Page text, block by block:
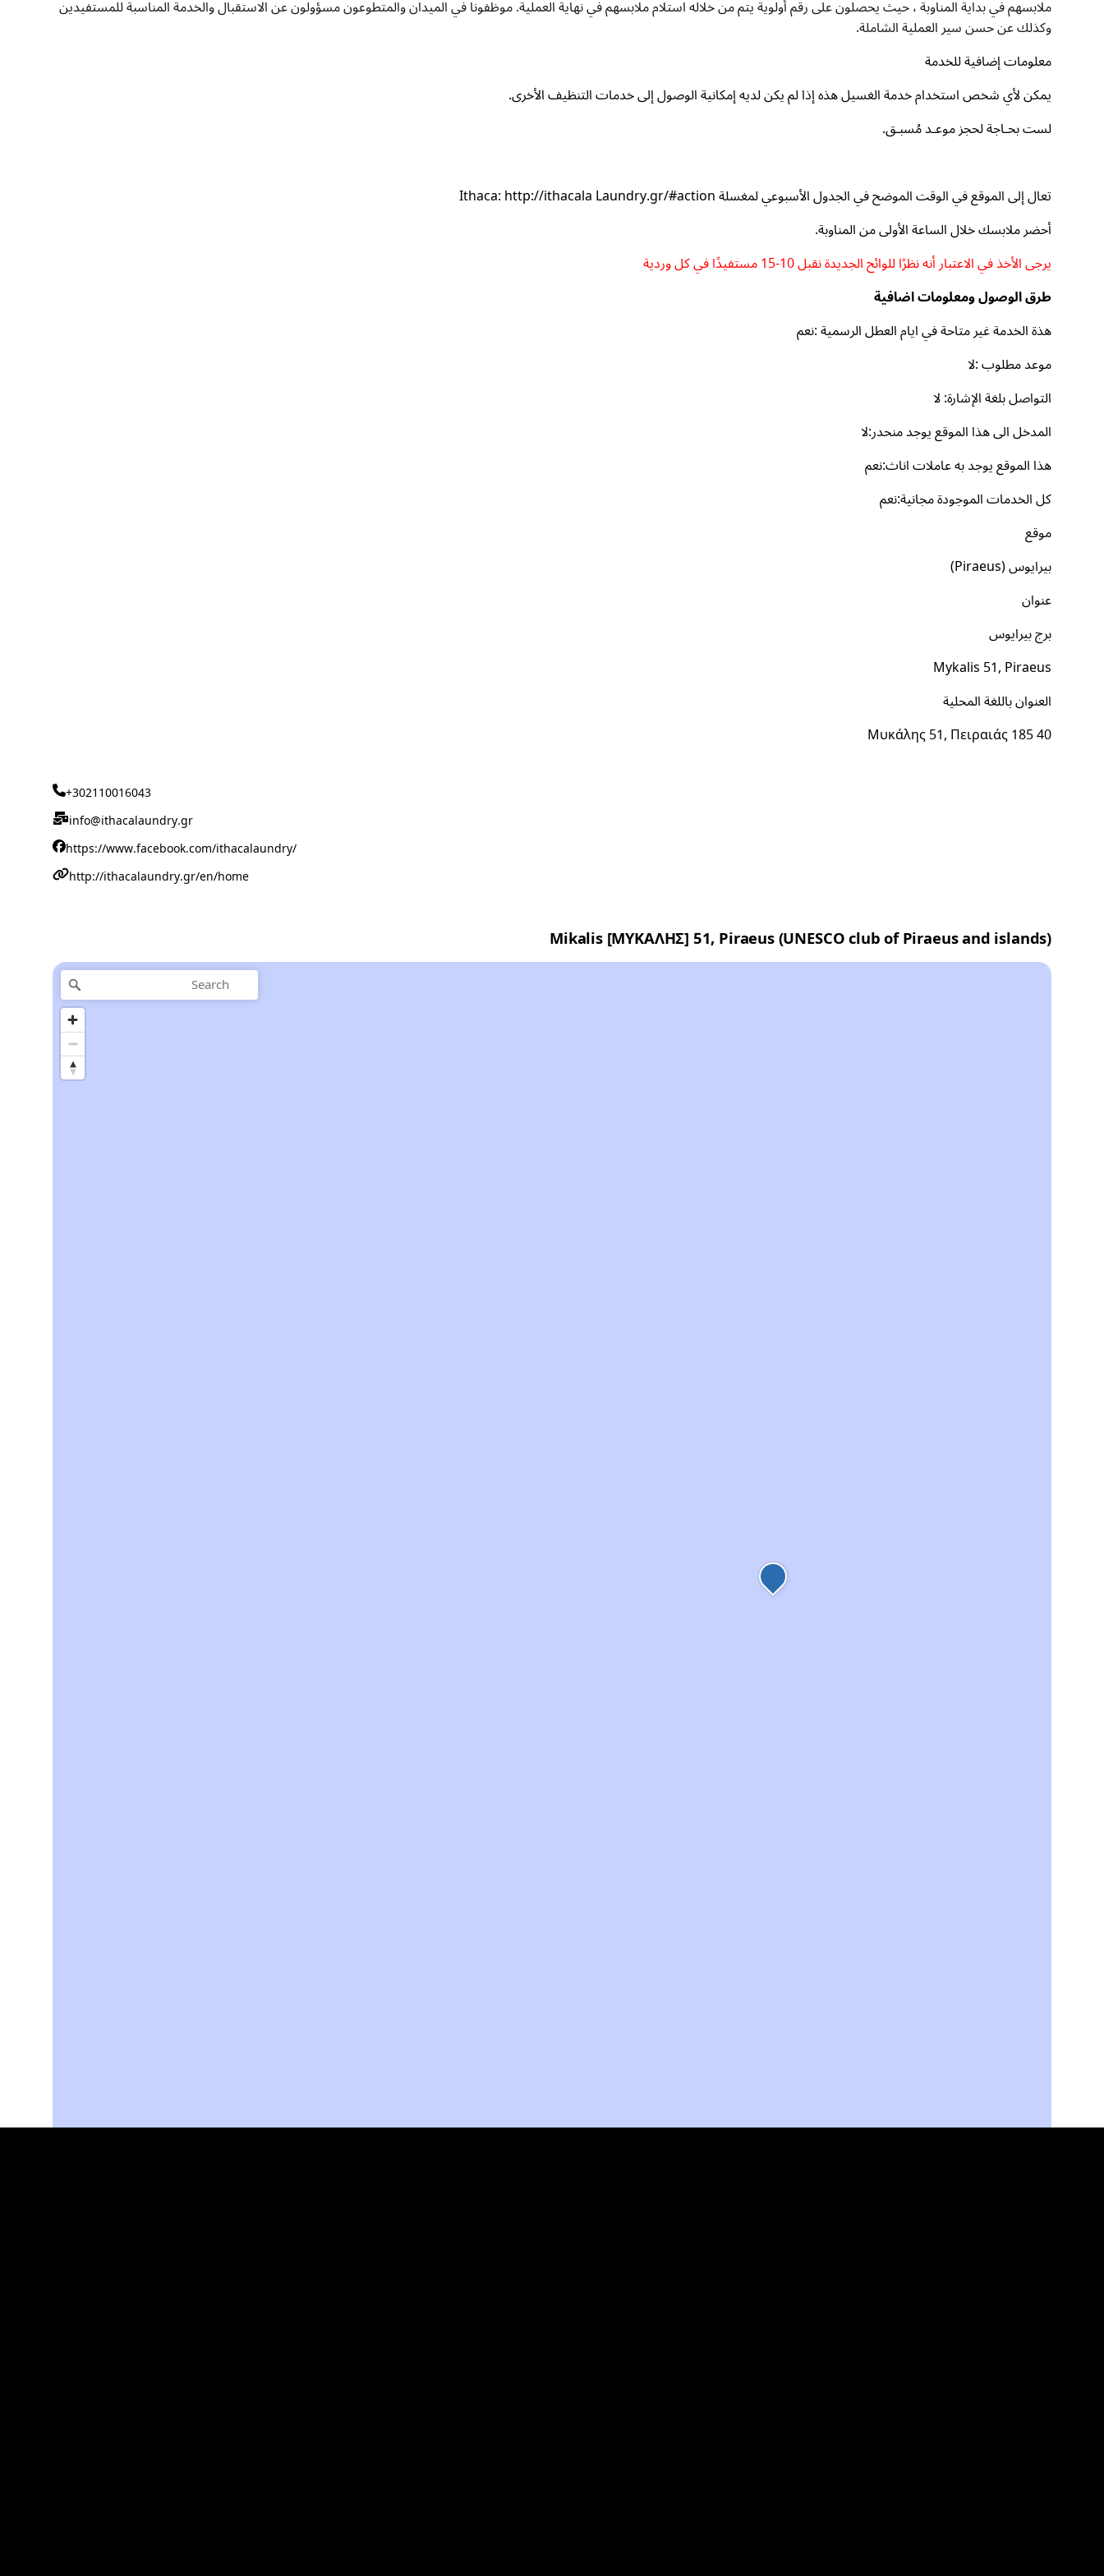
ملابسهم في بداية المناوبة ، حيث يحصلون على رقم أولوية يتم من خلاله استلام ملابسهم في نهاية العملية. موظفونا في الميدان والمتطوعون مسؤولون عن الاستقبال والخدمة المناسبة للمستفيدين
وكذلك عن حسن سير العملية الشاملة.
معلومات إضافية للخدمة
يمكن لأي شخص استخدام خدمة الغسيل هذه إذا لم يكن لديه إمكانية الوصول إلى خدمات التنظيف الأخرى.
لست بحـاجة لحجز موعـد مُسبـق.
تعال إلى الموقع في الوقت الموضح في الجدول الأسبوعي لمغسلة Ithaca: http://ithacala Laundry.gr/#action
أحضر ملابسك خلال الساعة الأولى من المناوبة.
يرجى الأخذ في الاعتبار أنه نظرًا للوائح الجديدة نقبل 10-15 مستفيدًا في كل وردية
طرق الوصول ومعلومات اضافية
هذة الخدمة غير متاحة في ايام العطل الرسمية :نعم
موعد مطلوب :لا
التواصل بلغة الإشارة: لا
المدخل الى هذا الموقع يوجد منحدر:لا
هذا الموقع يوجد به عاملات اناث:نعم
كل الخدمات الموجودة مجانية:نعم
موقع
بيرايوس (Piraeus)
عنوان
برج بيرايوس
Mykalis 51, Piraeus
العنوان باللغة المحلية
Μυκάλης 51, Πειραιάς 185 40
+302110016043
info@ithacalaundry.gr
https://www.facebook.com/ithacalaundry/
http://ithacalaundry.gr/en/home
Mikalis [ΜΥΚΑΛΗΣ] 51, Piraeus (UNESCO club of Piraeus and islands)